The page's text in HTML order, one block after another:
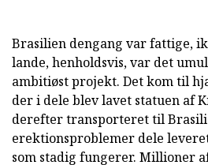
Brasilien dengang var fattige,
lande, henholdsvis, var det
ambitiøst projekt. Det kom til
der i dele blev lavet statuen af
derefter transporteret til
erektionsproblemer dele
som stadig fungerer. Millioner